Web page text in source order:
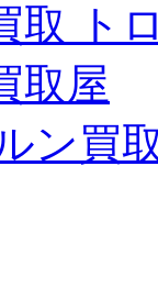
取 ト
取屋
ン買